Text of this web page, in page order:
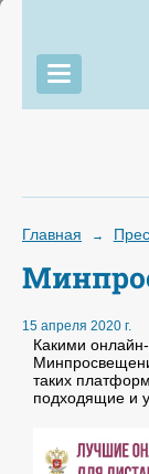
Главная →
15 апреля 2020 г.
Какими
таких
подходящие и